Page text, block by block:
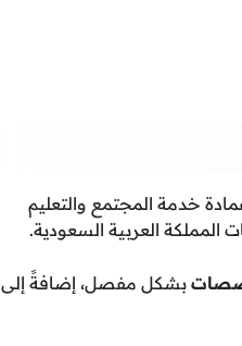
خدمة المجتمع والتعليم
العربية السعودية.
بشكل مفصل، إضافةً إلى